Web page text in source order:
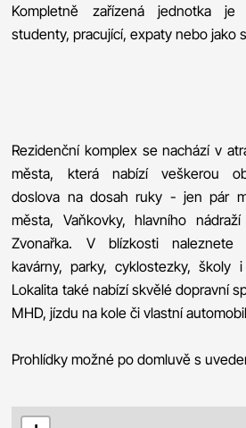
Kompletně zařízená jednotka
studenty, pracující, expaty nebo jako
Rezidenční komplex se nachází v
města, která nabízí veškerou
doslova na dosah ruky - jen pár
města, Vaňkovky, hlavního
Zvonařka. V blízkosti naleznete
kavárny, parky, cyklostezky, školy
Lokalita také nabízí skvělé dopravní
MHD, jízdu na kole či vlastní
Prohlídky možné po domluvě s